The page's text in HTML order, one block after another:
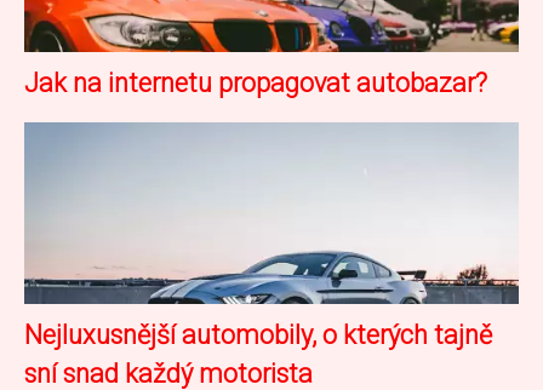
Jak na internetu propagovat autobazar?
Nejluxusnější automobily, o kterých tajně
sní snad každý motorista